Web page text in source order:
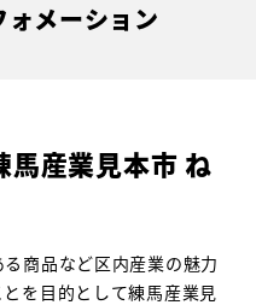
ォメーション
馬産業見本市 ね
商品など区内産業の魅力
を目的として練馬産業見